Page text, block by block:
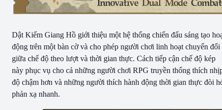
Dật Kiếm Giang Hồ giới thiệu một hệ thống chiến đấu sáng tạo
động trên một bàn cờ và cho phép người chơi linh hoạt chuyển đổi
giữa chế độ theo lượt và thời gian thực. Cách tiếp cận chế độ kép
này phục vụ cho cả những người chơi RPG truyền thống thích
độ chậm hơn và những người thích hành động thời gian thực đòi
phản xạ nhanh.